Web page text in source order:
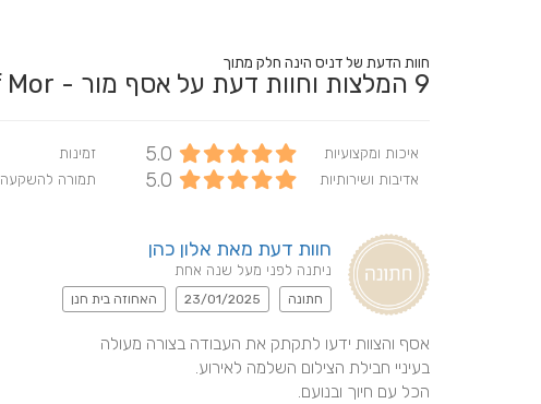
חוות הדעת של דניס הינה חלק מתוך
9 המלצות וחוות דעת על אסף מור - Asaf Mor
איכות ומקצועיות 5.0 זמינות
אדיבות ושירותיות 5.0 תמורה להשקעה
חוות דעת מאת אלון כהן
ניתנה לפני מעל שנה אחת
חתונה 23/01/2025 האחוזה בית חנן